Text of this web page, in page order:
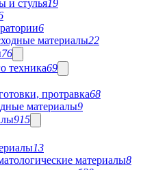
и стулья19
6
материалы22
76
техника69
протравка68
материалы9
915
13
материалы8